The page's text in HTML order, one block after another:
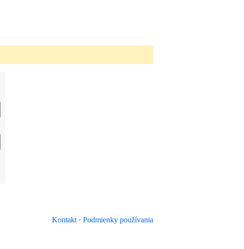
Kontakt · Podmienky používania